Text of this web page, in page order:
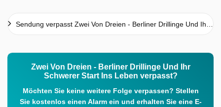
Sendung verpasst Zwei Von Dreien - Berliner Drillinge Und Ihr Schwerer Start Ins Leben
Zwei Von Dreien - Berliner Drillinge Und Ihr
Schwerer Start Ins Leben verpasst?
Möchten Sie keine weitere Folge verpassen? Stellen
Sie kostenlos einen Alarm ein und erhalten Sie eine E-